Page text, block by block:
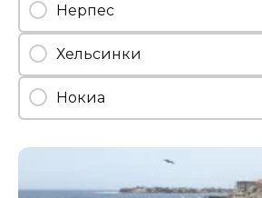
Нерпес
Хельсинки
Нокиа